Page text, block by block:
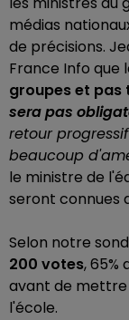
médias
de précisions.
France Info que
groupes et pas
sera pas
retour
beaucoup
le ministre de
seront connues
Selon notre
200 votes, 65%
avant de mettre
l'école.